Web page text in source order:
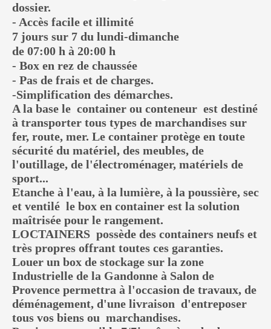
dossier.
- Accès facile et illimité
7 jours sur 7 du lundi-dimanche
de 07:00 h à 20:00 h
- Box en rez de chaussée
- Pas de frais et de charges.
-Simplification des démarches.
A la base le container ou conteneur est destiné
à transporter tous types de marchandises sur
fer, route, mer. Le container protège en toute
sécurité du matériel, des meubles, de
l'outillage, de l'électroménager, matériels de
sport...
Etanche à l'eau, à la lumière, à la poussière, sec
et ventilé le box en container est la solution
maîtrisée pour le rangement.
LOCTAINERS possède des containers neufs et
très propres offrant toutes ces garanties.
Louer un box de stockage sur la zone
Industrielle de la Gandonne à Salon de
Provence permettra à l'occasion de travaux, de
déménagement, d'une livraison d'entreposer
tous vos biens ou marchandises.